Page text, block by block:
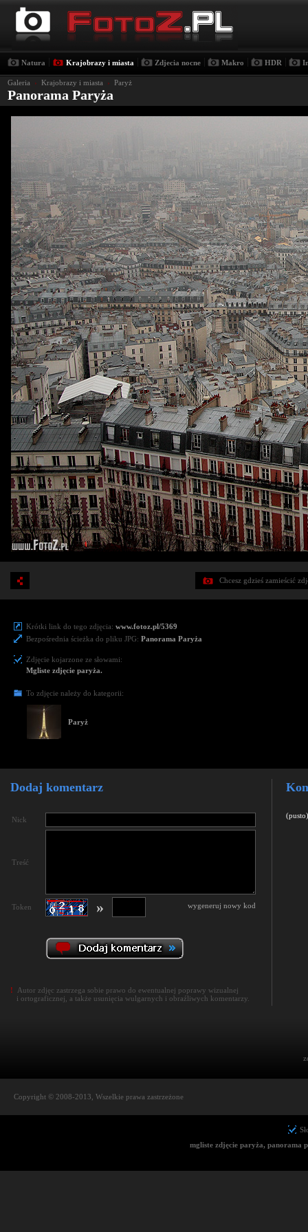
Natura Krajobrazy i miasta Zdjecia nocne Makro HDR
Galeria › Krajobrazy i miasta › Paryż
Panorama Paryża
Chcesz gdzieś zamieścić
Krótki link do tego zdjęcia: www.fotoz.pl/5369
Bezpośrednia ścieżka do pliku JPG: Panorama Paryża
Zdjęcie kojarzone ze słowami:
Mgliste zdjęcie paryża.
To zdjęcie należy do kategorii:
Paryż
Dodaj komentarz
Nick
Treść
Token wygeneruj nowy kod
»
! Autor zdjęc zastrzega sobie prawo do ewentualnej poprawy wizualnej
i ortograficznej, a także usunięcia wulgarnych i obraźliwych komentarzy.
(pusto)
Copyright © 2008-2013, Wszelkie prawa zastrzeżone
mgliste zdjęcie paryża, panorama